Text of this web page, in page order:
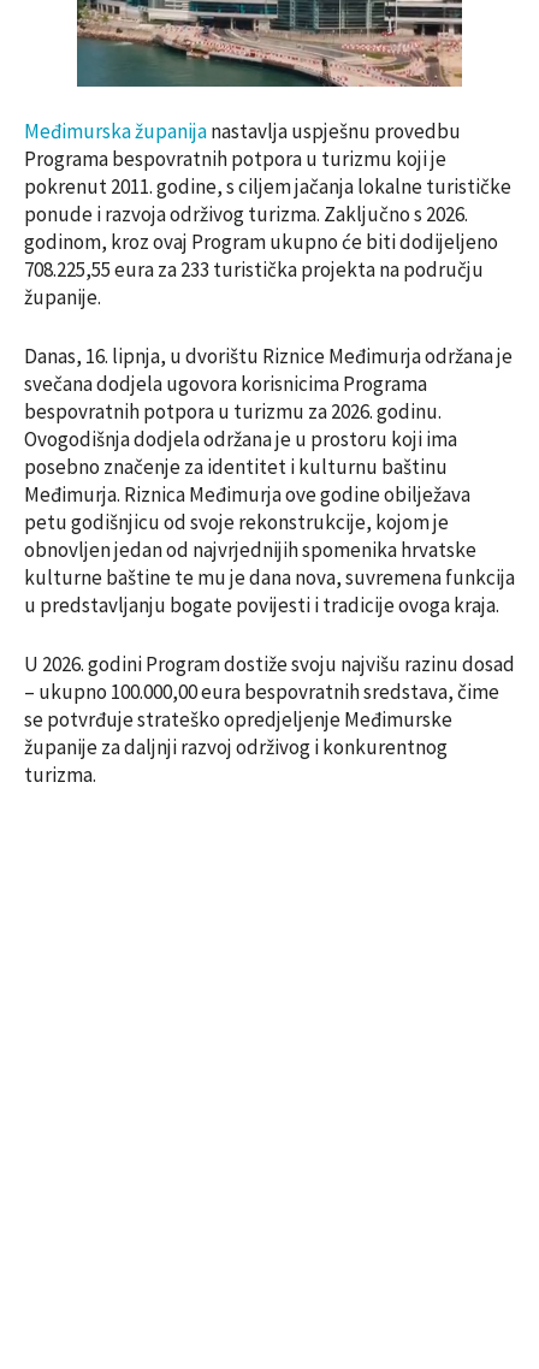
Međimurska županijanastavlja uspješnu provedbu
Programa bespovratnih potpora u turizmu koji je
pokrenut 2011. godine, s ciljem jačanja lokalne turističke
ponude i razvoja održivog turizma. Zaključno s 2026.
godinom, kroz ovaj Program ukupno će biti dodijeljeno
708.225,55 eura za 233 turistička projekta na području
županije.
Danas, 16. lipnja, u dvorištu Riznice Međimurja održana je
svečana dodjela ugovora korisnicima Programa
bespovratnih potpora u turizmu za 2026. godinu.
Ovogodišnja dodjela održana je u prostoru koji ima
posebno značenje za identitet i kulturnu baštinu
Međimurja. Riznica Međimurja ove godine obilježava
petu godišnjicu od svoje rekonstrukcije, kojom je
obnovljen jedan od najvrjednijih spomenika hrvatske
kulturne baštine te mu je dana nova, suvremena funkcija
u predstavljanju bogate povijesti i tradicije ovoga kraja.
U 2026. godini Program dostiže svoju najvišu razinu dosad
– ukupno 100.000,00 eura bespovratnih sredstava, čime
se potvrđuje strateško opredjeljenje Međimurske
županije za daljnji razvoj održivog i konkurentnog
turizma.